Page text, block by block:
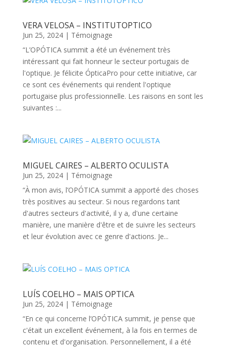
VERA VELOSA – INSTITUTOPTICO
Jun 25, 2024| Témoignage
“L’OPÓTICA summit a été un événement très
intéressant qui fait honneur le secteur portugais de
l'optique. Je félicite ÓpticaPro pour cette initiative, car
ce sont ces événements qui rendent l'optique
portugaise plus professionnelle. Les raisons en sont les
suivantes :...
MIGUEL CAIRES – ALBERTO OCULISTA
Jun 25, 2024| Témoignage
“À mon avis, l’OPÓTICA summit a apporté des choses
très positives au secteur. Si nous regardons tant
d'autres secteurs d'activité, il y a, d'une certaine
manière, une manière d'être et de suivre les secteurs
et leur évolution avec ce genre d'actions. Je...
LUÍS COELHO – MAIS OPTICA
Jun 25, 2024| Témoignage
“En ce qui concerne l’OPÓTICA summit, je pense que
c'était un excellent événement, à la fois en termes de
contenu et d'organisation. Personnellement, il a été